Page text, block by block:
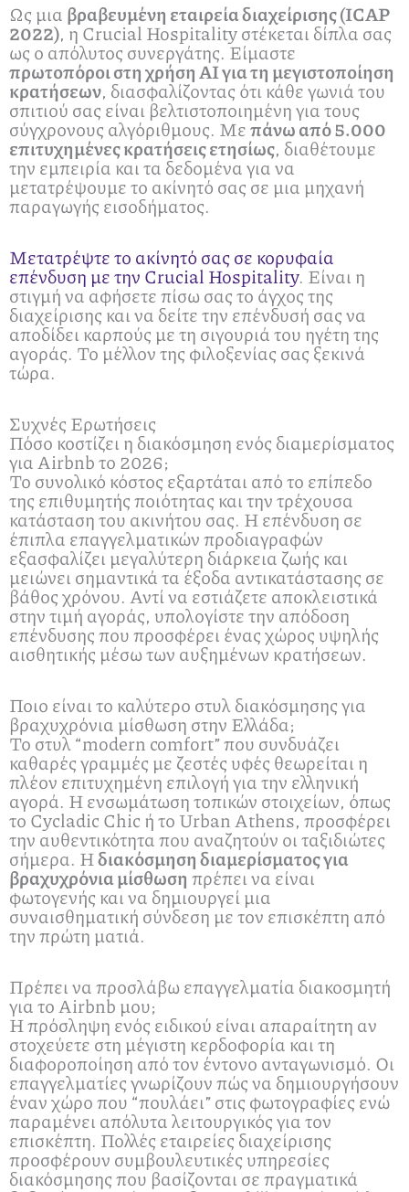
Ως μια βραβευμένη εταιρεία διαχείρισης (ICAP
2022), η Crucial Hospitality στέκεται δίπλα σας
ως ο απόλυτος συνεργάτης. Είμαστε
πρωτοπόροι στη χρήση AI για τη μεγιστοποίηση
κρατήσεων, διασφαλίζοντας ότι κάθε γωνιά του
σπιτιού σας είναι βελτιστοποιημένη για τους
σύγχρονους αλγόριθμους. Μεπάνω από 5.000
επιτυχημένες κρατήσεις ετησίως, διαθέτουμε
την εμπειρία και τα δεδομένα για να
μετατρέψουμε το ακίνητό σας σε μια μηχανή
παραγωγής εισοδήματος.
Μετατρέψτε το ακίνητό σας σε κορυφαία
επένδυση με την Crucial Hospitality. Είναι η
στιγμή να αφήσετε πίσω σας το άγχος της
διαχείρισης και να δείτε την επένδυσή σας να
αποδίδει καρπούς με τη σιγουριά του ηγέτη της
αγοράς. Το μέλλον της φιλοξενίας σας ξεκινά
τώρα.
Συχνές Ερωτήσεις
Πόσο κοστίζει η διακόσμηση ενός διαμερίσματος
για Airbnb το 2026;
Το συνολικό κόστος εξαρτάται από το επίπεδο
της επιθυμητής ποιότητας και την τρέχουσα
κατάσταση του ακινήτου σας. Η επένδυση σε
έπιπλα επαγγελματικών προδιαγραφών
εξασφαλίζει μεγαλύτερη διάρκεια ζωής και
μειώνει σημαντικά τα έξοδα αντικατάστασης σε
βάθος χρόνου. Αντί να εστιάζετε αποκλειστικά
στην τιμή αγοράς, υπολογίστε την απόδοση
επένδυσης που προσφέρει ένας χώρος υψηλής
αισθητικής μέσω των αυξημένων κρατήσεων.
Ποιο είναι το καλύτερο στυλ διακόσμησης για
βραχυχρόνια μίσθωση στην Ελλάδα;
Το στυλ “modern comfort” που συνδυάζει
καθαρές γραμμές με ζεστές υφές θεωρείται η
πλέον επιτυχημένη επιλογή για την ελληνική
αγορά. Η ενσωμάτωση τοπικών στοιχείων, όπως
το Cycladic Chic ή το Urban Athens, προσφέρει
την αυθεντικότητα που αναζητούν οι ταξιδιώτες
σήμερα. Ηδιακόσμηση διαμερίσματος για
βραχυχρόνια μίσθωση πρέπει να είναι
φωτογενής και να δημιουργεί μια
συναισθηματική σύνδεση με τον επισκέπτη από
την πρώτη ματιά.
Πρέπει να προσλάβω επαγγελματία διακοσμητή
για το Airbnb μου;
Η πρόσληψη ενός ειδικού είναι απαραίτητη αν
στοχεύετε στη μέγιστη κερδοφορία και τη
διαφοροποίηση από τον έντονο ανταγωνισμό. Οι
επαγγελματίες γνωρίζουν πώς να δημιουργήσουν
έναν χώρο που “πουλάει” στις φωτογραφίες ενώ
παραμένει απόλυτα λειτουργικός για τον
επισκέπτη. Πολλές εταιρείες διαχείρισης
προσφέρουν συμβουλευτικές υπηρεσίες
διακόσμησης που βασίζονται σε πραγματικά